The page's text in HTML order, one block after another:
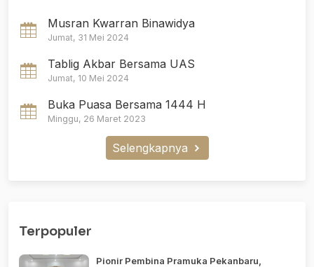
Musran Kwarran Binawidya
Jumat, 31 Mei 2024
Tablig Akbar Bersama UAS
Jumat, 10 Mei 2024
Buka Puasa Bersama 1444 H
Minggu, 26 Maret 2023
Selengkapnya
Terpopuler
Pionir Pembina Pramuka Pekanbaru,